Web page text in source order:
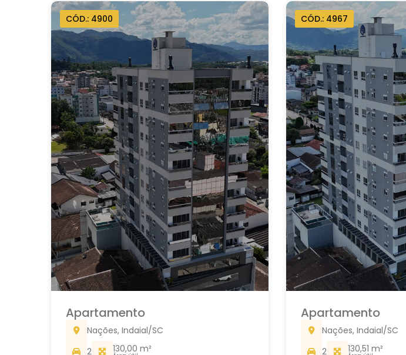
CÓD.: 4900
Apartamento
Nações, Indaial/SC
2
130,00 m²
CÓD.: 4967
Apartamento
Nações, Indaial/SC
2
130,51 m²